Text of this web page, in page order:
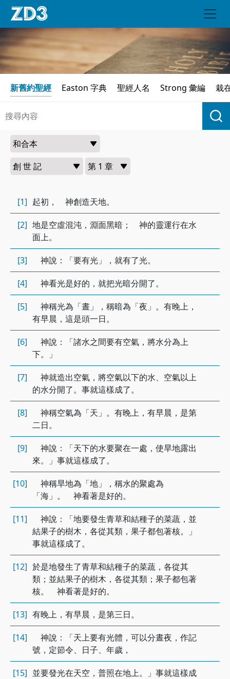
新舊約聖經 Easton 字典 聖經人名 Strong 彙編 栽
[1] 起初， 神創造天地。
[2] 地是空虛混沌，淵面黑暗； 神的靈運行在水
面上。
[3] 神說：「要有光」，就有了光。
[4] 神看光是好的，就把光暗分開了。
[5]
神稱光為「晝」，稱暗為「夜」。有晚上，
有早晨，這是頭一日。
[6]
神說：「諸水之間要有空氣，將水分為上
下。」
[7]
神就造出空氣，將空氣以下的水、空氣以上
的水分開了。事就這樣成了。
[8]
神稱空氣為「天」。有晚上，有早晨，是第
二日。
[9]
神說：「天下的水要聚在一處，使旱地露出
來。」事就這樣成了。
[10]
神稱旱地為「地」，稱水的聚處為
「海」。 神看著是好的。
[11]
神說：「地要發生青草和結種子的菜蔬，並
結果子的樹木，各從其類，果子都包著核。」
事就這樣成了。
[12] 於是地發生了青草和結種子的菜蔬，各從其
類；並結果子的樹木，各從其類；果子都包著
核。 神看著是好的。
[13] 有晚上，有早晨，是第三日。
[14]
神說：「天上要有光體，可以分晝夜，作記
號，定節令、日子、年歲，
[15] 並要發光在天空，普照在地上。」事就這樣成